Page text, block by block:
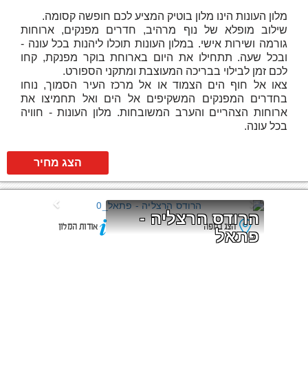
מלון העונות הינו מלון בוטיק המציע לכם חופשה קסומה.
שילוב מופלא של נוף מרהיב, חדרים מפנקים, ארוחות
גורמה ושירות אישי. במלון העונות תוכלו ליהנות בכל עונה -
ובכל שעה. תתחילו את היום בארוחת בוקר מפנקת, קחו
לכם זמן לבילוי בבריכה המעוצבת ומתקני הספורט.
צאו אל חוף הים הצמוד או אל מרכז העיר הסמוך, נוחו
בחדרים המפנקים המשקיפים אל הים ואל תחמיצו את
ארוחות הצהריים והערב המשובחות. מלון העונות - חוויה
בכל עונה.
הצג מחיר
הרודס הרצליה -
פתאל
הצג במפה אודות המלון